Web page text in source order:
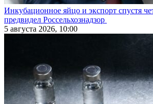
Инкубационное яйцо и экспорт спустя
предвидел Россельхознадзор
5 августа 2026, 10:00